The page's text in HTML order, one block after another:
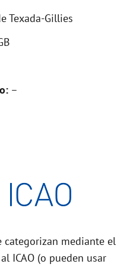
Texada-Gillies
–
categorizan mediante el
ICAO (o pueden usar